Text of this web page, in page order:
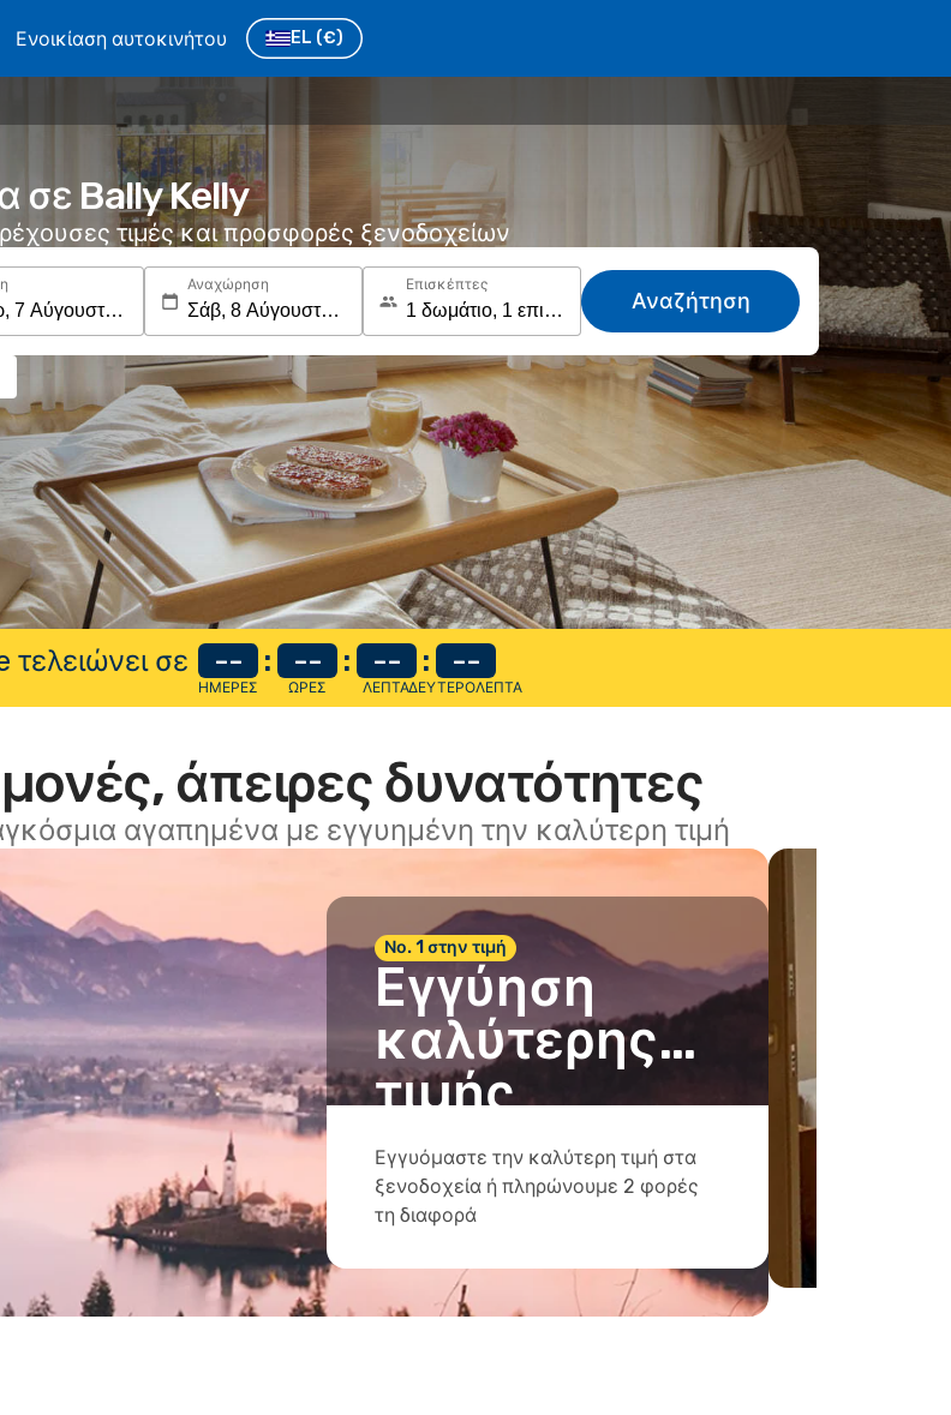
Ενοικίαση αυτοκινήτου EL (€)
σε Bally Kelly
τιμές και προσφορές ξενοδοχείων
Αναχώρηση Επισκέπτες
Αναζήτηση
σε --
ΗΜΈΡΕΣ
: --
ΏΡΕΣ
: --
ΛΕΠΤΆ
: --
ΔΕΥΤΕΡΌΛΕΠΤΑ
άπειρες δυνατότητες
αγαπημένα με εγγυημένη την καλύτερη τιμή
Νο. 1 στην τιμή
Εγγύηση
καλύτερης
τιμής
Εγγυόμαστε την καλύτερη τιμή στα
ξενοδοχεία ή πληρώνουμε 2 φορές
τη διαφορά